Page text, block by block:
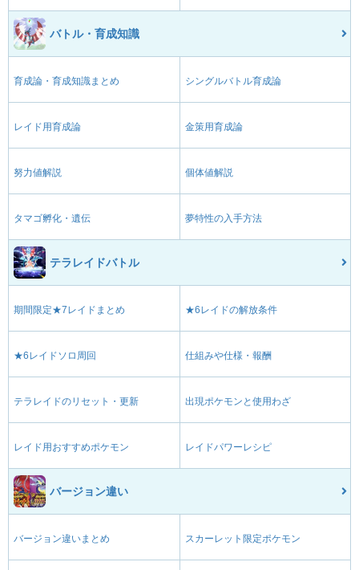
バトル・育成知識
育成論・育成知識まとめ シングルバトル育成論
レイド用育成論 金策用育成論
努力値解説 個体値解説
タマゴ孵化・遺伝 夢特性の入手方法
テラレイドバトル
期間限定★7レイドまとめ ★6レイドの解放条件
★6レイドソロ周回 仕組みや仕様・報酬
テラレイドのリセット・更新 出現ポケモンと使用わざ
レイド用おすすめポケモン レイドパワーレシピ
バージョン違い
バージョン違いまとめ スカーレット限定ポケモン